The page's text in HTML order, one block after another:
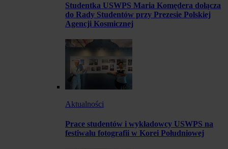
Studentka USWPS Maria Komędera dołącza
do Rady Studentów przy Prezesie Polskiej
Agencji Kosmicznej
Aktualności
Prace studentów i wykładowcy USWPS na
festiwalu fotografii w Korei Południowej